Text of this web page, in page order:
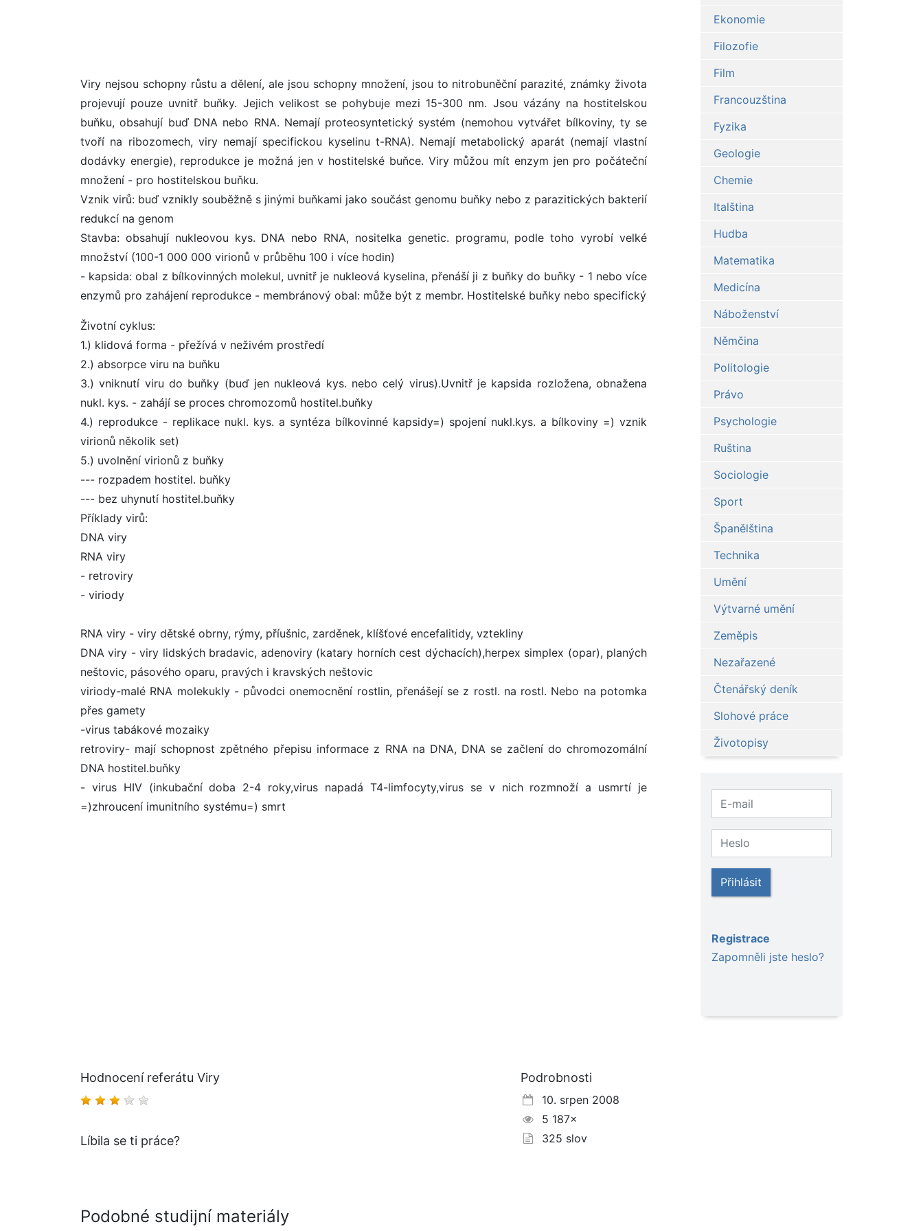
Viry nejsou schopny růstu a dělení, ale jsou schopny množení, jsou to nitrobuněční parazité, známky života
projevují pouze uvnitř buňky. Jejich velikost se pohybuje mezi 15-300 nm. Jsou vázány na hostitelskou
buňku, obsahují buď DNA nebo RNA. Nemají proteosyntetický systém (nemohou vytvářet bílkoviny, ty se
tvoří na ribozomech, viry nemají specifickou kyselinu t-RNA). Nemají metabolický aparát (nemají vlastní
dodávky energie), reprodukce je možná jen v hostitelské buňce. Viry můžou mít enzym jen pro počáteční
množení - pro hostitelskou buňku.
Vznik virů: buď vznikly souběžně s jinými buňkami jako součást genomu buňky nebo z parazitických bakterií
redukcí na genom
Stavba: obsahují nukleovou kys. DNA nebo RNA, nositelka genetic. programu, podle toho vyrobí velké
množství (100-1 000 000 virionů v průběhu 100 i více hodin)
- kapsida: obal z bílkovinných molekul, uvnitř je nukleová kyselina, přenáší ji z buňky do buňky - 1 nebo více
enzymů pro zahájení reprodukce - membránový obal: může být z membr. Hostitelské buňky nebo specifický
Životní cyklus:
1.) klidová forma - přežívá v neživém prostředí
2.) absorpce viru na buňku
3.) vniknutí viru do buňky (buď jen nukleová kys. nebo celý virus).Uvnitř je kapsida rozložena, obnažena
nukl. kys. - zahájí se proces chromozomů hostitel.buňky
4.) reprodukce - replikace nukl. kys. a syntéza bílkovinné kapsidy=) spojení nukl.kys. a bílkoviny =) vznik
virionů několik set)
5.) uvolnění virionů z buňky
--- rozpadem hostitel. buňky
--- bez uhynutí hostitel.buňky
Příklady virů:
DNA viry
RNA viry
- retroviry
- viriody
RNA viry - viry dětské obrny, rýmy, příušnic, zarděnek, klíšťové encefalitidy, vztekliny
DNA viry - viry lidských bradavic, adenoviry (katary horních cest dýchacích),herpex simplex (opar), planých
neštovic, pásového oparu, pravých i kravských neštovic
viriody-malé RNA molekukly - původci onemocnění rostlin, přenášejí se z rostl. na rostl. Nebo na potomka
přes gamety
-virus tabákové mozaiky
retroviry- mají schopnost zpětného přepisu informace z RNA na DNA, DNA se začlení do chromozomální
DNA hostitel.buňky
- virus HIV (inkubační doba 2-4 roky,virus napadá T4-limfocyty,virus se v nich rozmnoží a usmrtí je
=)zhroucení imunitního systému=) smrt
Hodnocení referátu Viry
Líbila se ti práce?
Podrobnosti
10. srpen 2008
5 187×
325 slov
Podobné studijní materiály
Ekonomie
Filozofie
Film
Francouzština
Fyzika
Geologie
Chemie
Italština
Hudba
Matematika
Medicína
Náboženství
Němčina
Politologie
Právo
Psychologie
Ruština
Sociologie
Sport
Španělština
Technika
Umění
Výtvarné umění
Zeměpis
Nezařazené
Čtenářský deník
Slohové práce
Životopisy
Přihlásit
Registrace
Zapomněli jste heslo?